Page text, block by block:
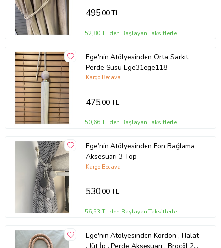
495,00 TL
52,80 TL'den Başlayan Taksitlerle
Ege'nin Atölyesinden Orta Sarkıt,
Perde Süsü Ege31ege118
Kargo Bedava
475,00 TL
50,66 TL'den Başlayan Taksitlerle
Ege’nin Atölyesinden Fon Bağlama
Aksesuarı 3 Top
Kargo Bedava
530,00 TL
56,53 TL'den Başlayan Taksitlerle
Ege'nin Atölyesinden Kordon , Halat
, Jüt İp , Perde Aksesuarı , Broçöl 2